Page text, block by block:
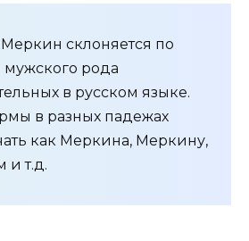
склоняется по
рода
в русском языке.
в разных падежах
как Меркина, Меркину,
и т.д.